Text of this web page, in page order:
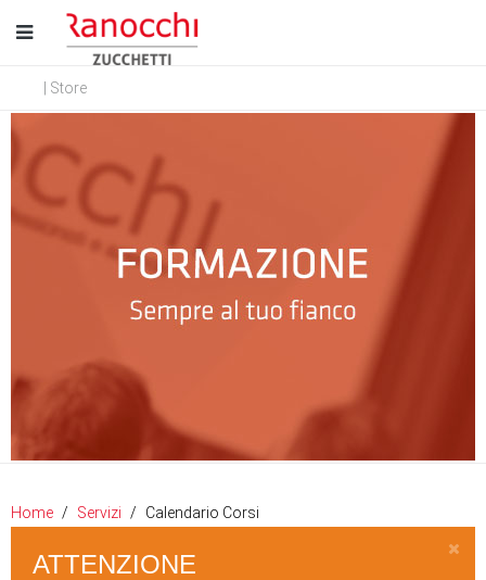
| Store
Home Servizi Calendario Corsi
ATTENZIONE